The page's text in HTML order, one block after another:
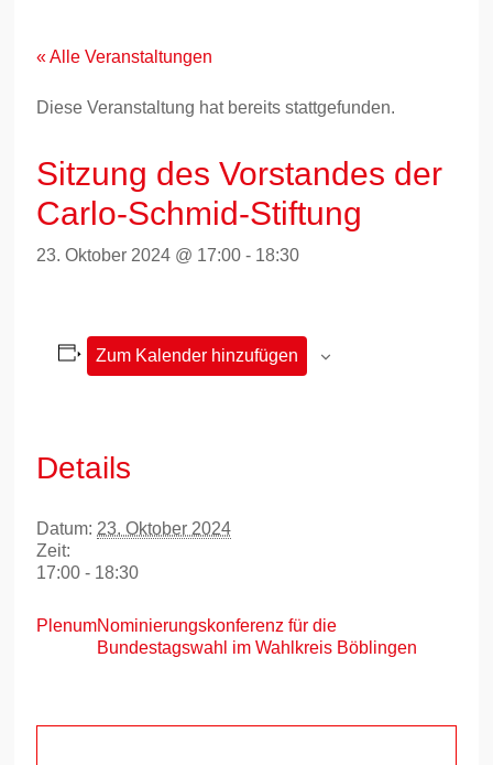
springen« Alle Veranstaltungen
Diese Veranstaltung hat bereits stattgefunden.
Sitzung des Vorstandes der
Carlo-Schmid-Stiftung
23. Oktober 2024 @ 17:00 - 18:30
Zum Kalender hinzufügen
Details
Datum: 23. Oktober 2024
Zeit:
17:00 - 18:30
PlenumNominierungskonferenz für die
Bundestagswahl im Wahlkreis Böblingen